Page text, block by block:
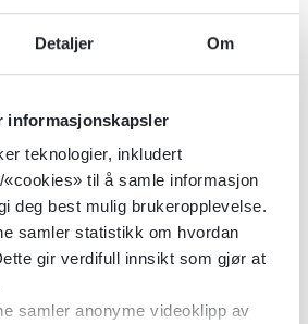
Detaljer Om
informasjonskapsler
teknologier, inkludert
til å samle informasjon
deg best mulig brukeropplevelse.
samler statistikk om hvordan
gir verdifull innsikt som gjør at
samler anonyme videoklipp av
hos Legeforeningen
legeforening 2020
som
brann